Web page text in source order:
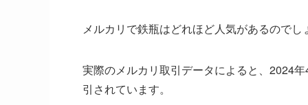
メルカリで鉄瓶はどれほど人気があるのでし
実際のメルカリ取引データによると、2024
引されています。